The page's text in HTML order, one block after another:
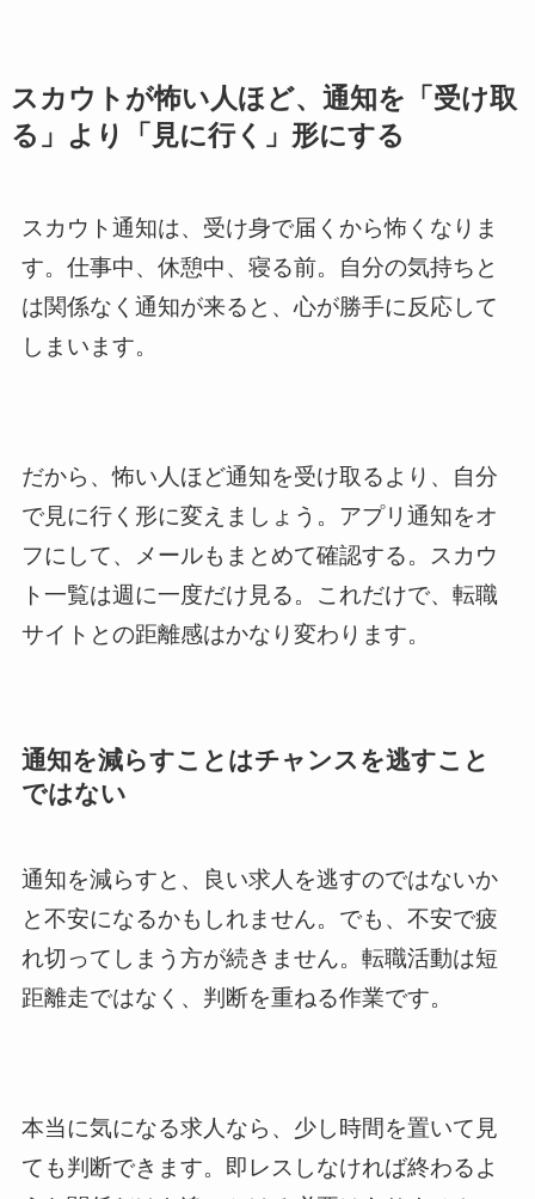
スカウトが怖い人ほど、通知を「受け取
る」より「見に行く」形にする
スカウト通知は、受け身で届くから怖くなりま
す。仕事中、休憩中、寝る前。自分の気持ちと
は関係なく通知が来ると、心が勝手に反応して
しまいます。
だから、怖い人ほど通知を受け取るより、自分
で見に行く形に変えましょう。アプリ通知をオ
フにして、メールもまとめて確認する。スカウ
ト一覧は週に一度だけ見る。これだけで、転職
サイトとの距離感はかなり変わります。
通知を減らすことはチャンスを逃すこと
ではない
通知を減らすと、良い求人を逃すのではないか
と不安になるかもしれません。でも、不安で疲
れ切ってしまう方が続きません。転職活動は短
距離走ではなく、判断を重ねる作業です。
本当に気になる求人なら、少し時間を置いて見
ても判断できます。即レスしなければ終わるよ